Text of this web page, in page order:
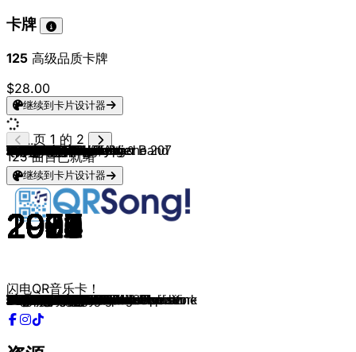
卡牌
125 高级品质卡牌
$28.00
继续到卡片设计器
Kasalla
2012
Pirate
Kerstin Ott
2018
Regenbogenfarben
Kasalla
2014
Alle Jläser huh
Querbeat
2014
Nie mehr Fastelovend
Kasalla
2015
Stadt met K
Paveier
2016
Leev Marie
Brings
2013
Kölsche Jung
Brings
2001
Superjeilezick
Höhner
2022
Prinzessin
Miljö
2017
Kölsch statt Käsch
Höhner
2004
Viva Colonia
Kasalla
2015
Dausend Levve
Querbeat
2017
Guten Morgen Barbarossaplatz
Bläck Fööss
2002
Du
Höhner
1984
Echte Fründe
Brings
2004
Su lang mer noch am Lääve sin
Cat Ballou
2018
Mer fiere et levve
Brings
2004
Man müsste noch mal 20 sein
Bläck Fööss
1971
Drink doch eine met
Miljö
2015
Su lang die Leechter noch brenne
Kasalla
2019
Pommes un Champagner
Bellini
1997
Samba De Janeiro
Bläck Fööss
2002
Du
Münchener Freiheit
1985
Ohne Dich
Udo Jürgens
1974
Griechischer Wein
Klaus Lage
1984
1000 und 1 Nacht
Andreas Gabalier
2015
Hulapalu
Marianne Rosenberg
1975
Er gehört zu mir
Wolfgang Petry
1983
Wahnsinn
Nino de Angelo
1984
Jenseits von Eden
Roy Black & Anita
1971
Schön ist es auf der Welt zu sein
Matthias Reim
1990
Verdammt Ich lieb' dich
DJ Ötzi
2000
Anton aus Tirol
voXXclub
2013
Rock mi
Lorenz Büffel
2016
Johnny Däpp
Peter Fox
2008
Haus am See
AnnenMayKantereit
2016
Pocahontas
Wir sind Helden
2003
Denkmal
Silbermond
2015
Leichtes Gepäck
Die Fantastischen Vier
1992
Die Da!?!
Sido
2012
Bilder im Kopf
Spider Murphy Gang
1982
Skandal im Sperrbezirk
Peter Schilling
1982
Major Tom
Nena
1984
99 Luftballons
Die Toten Hosen
2012
Tage wie diese
Geier Sturzflug
1982
Bruttosozialprodukt
Helene Fischer
2013
Atemlos Durch Die Nacht
Falco
1981
Der Kommissar
Die Ärzte
1988
Westerland
Die Prinzen
1993
Alles nur geklaut
BAP
1981
Verdamp lang her
Brings
2013
Kölsche Jung
Herbert Grönemeyer
1984
Männer
Udo Jürgens
1982
Ich war noch niemals in New York
Geier Sturzflug
1984
Pure Lust am Leben
S.T.S
1984
Fürstenfeld
Buddy
2003
Ab in den Süden
Rednex
1994
Cotton Eye Joe
Las Ketchup
2002
The Ketchup Song
Hubert von Goisern
2011
Brenna tuats guat
Dieter Thomas Kuhn & Band
1994
Über den Wolken
Brings
2014
Polka, Polka, Polka
Klaus & Klaus
1988
Der Eiermann
Die Fantastischen Vier
2018
Zusammen feat. Clueso
Die Fantastischen Vier
2007
Ernten was wir säen
Heino
2018
Carneval in Rio
Dario G
1998
Carnaval de Paris
Rick Astley
1987
Never Gonna Give You Up
Michael Jackson
1983
Billie Jean
Cyndi Lauper
1983
Girls Just Want to Have Fun
Michael Jackson
1982
Beat It
Spice Girls
1996
Wannabe
Britney Spears
1998
...Baby One More Time
Lou Bega
1999
Mambo No.5
Elton John
1983
I'm Still Standing
Lady Gaga
2008
Poker Face
Will Smith
1997
Miami
Men At Work
1981
Down Under
Bon Jovi
1986
Livin' On A Prayer
Bee Gees
1977
Stayin' Alive
Vengaboys
1998
We’re Going to Ibiza!
50 Cent
2003
In Da Club
David Hasselhoff
1988
Looking for Freedom
Drafi Deutscher
1965
Marmor, Stein und Eisen bricht
Dschinghis Khan
1979
Moskau
Beyoncé
2008
Single Ladies
Vanilla Ice
1990
Ice Ice Baby
Aqua
1997
Barbie Girl
Guns N' Roses
1987
Paradise City
Ace Of Base
1993
The Sign
Herbert Grönemeyer
2002
Mensch
Udo Lindenberg, Apache 207
2023
Komet
Druckluft
2025
Karnevalsmaus
Stadtrand
2025
Papajei
Miljö
2025
Superheld
Brings
2025
Der hellste Stään
Klüngelköpp
2017
Bella Ciao
Kasalla
2022
Rudeldiere
Bläck Fööss
1973
In unserem Veedel
Carina Crone
2025
Pudding mit der Gabel
页 1 的 2
125曲目已就绪
继续到卡片设计器
闪电QR音乐卡！